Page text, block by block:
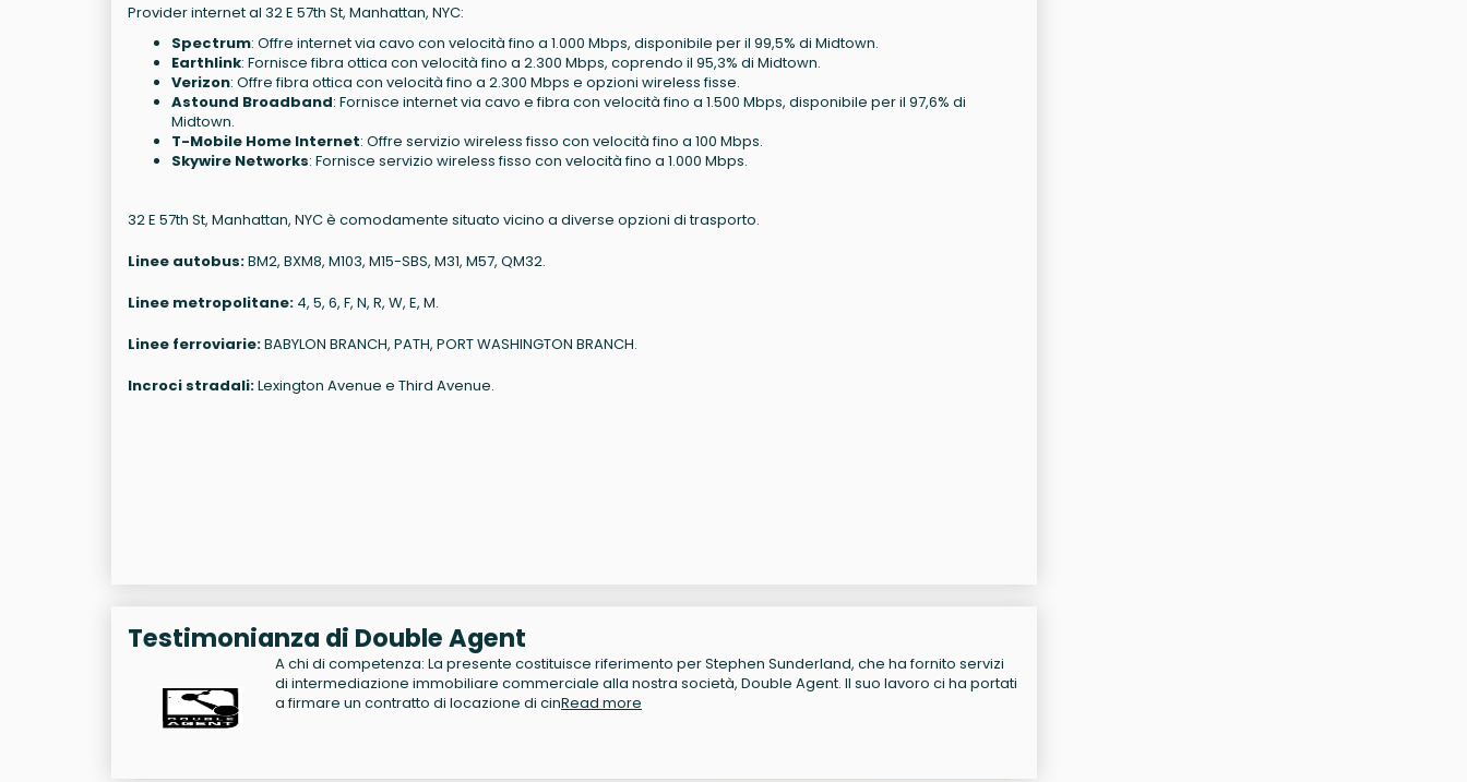
Provider internet al 32 E 57th St, Manhattan, NYC:
Spectrum: Offre internet via cavo con velocità fino a 1.000 Mbps, disponibile per il 99,5% di Midtown.
Earthlink: Fornisce fibra ottica con velocità fino a 2.300 Mbps, coprendo il 95,3% di Midtown.
Verizon: Offre fibra ottica con velocità fino a 2.300 Mbps e opzioni wireless fisse.
Astound Broadband: Fornisce internet via cavo e fibra con velocità fino a 1.500 Mbps, disponibile per il 97,6% di
Midtown.
T-Mobile Home Internet: Offre servizio wireless fisso con velocità fino a 100 Mbps.
Skywire Networks: Fornisce servizio wireless fisso con velocità fino a 1.000 Mbps.
32 E 57th St, Manhattan, NYC è comodamente situato vicino a diverse opzioni di trasporto.
Linee autobus:BM2, BXM8, M103, M15-SBS, M31, M57, QM32.
Linee metropolitane: 4, 5, 6, F, N, R, W, E, M.
Linee ferroviarie:BABYLON BRANCH, PATH, PORT WASHINGTON BRANCH.
Incroci stradali:Lexington Avenue e Third Avenue.
Testimonianza di Double Agent
A chi di competenza: La presente costituisce riferimento per Stephen Sunderland, che ha fornito servizi
di intermediazione immobiliare commerciale alla nostra società, Double Agent. Il suo lavoro ci ha portati
a firmare un contratto di locazione di cinRead more